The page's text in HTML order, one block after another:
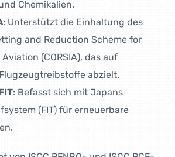
Chemikalien.
: Unterstützt die Einhaltung des
and Reduction Scheme for
(CORSIA), das auf
abzielt.
: Befasst sich mit Japans
(FIT) für erneuerbare